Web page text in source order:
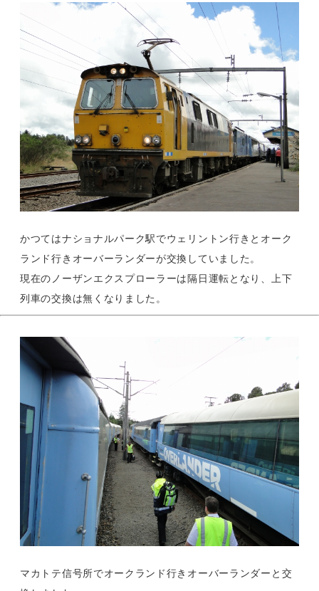
かつてはナショナルパーク駅でウェリントン行きとオーク
ランド行きオーバーランダーが交換していました。
現在のノーザンエクスプローラーは隔日運転となり、上下
列車の交換は無くなりました。
マカトテ信号所でオークランド行きオーバーランダーと交